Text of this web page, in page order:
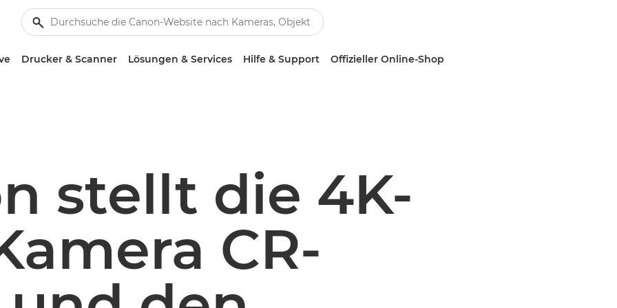
Drucker & Scanner Lösungen & Services Hilfe & Support Offizieller Online-Shop
stellt die 4K-
CR-